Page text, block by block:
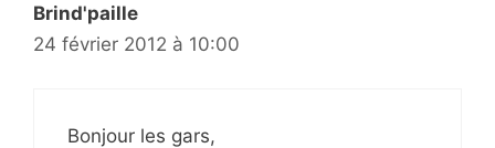
Brind'paille
24 février 2012 à 10:00
Bonjour les gars,